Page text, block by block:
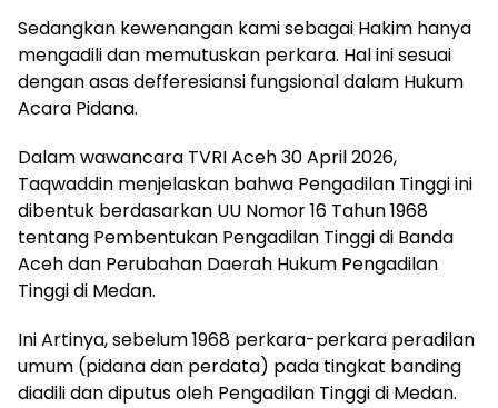
Sedangkan kewenangan kami sebagai Hakim hanya
mengadili dan memutuskan perkara. Hal ini sesuai
dengan asas defferesiansi fungsional dalam Hukum
Acara Pidana.
Dalam wawancara TVRI Aceh 30 April 2026,
Taqwaddin menjelaskan bahwa Pengadilan Tinggi ini
dibentuk berdasarkan UU Nomor 16 Tahun 1968
tentang Pembentukan Pengadilan Tinggi di Banda
Aceh dan Perubahan Daerah Hukum Pengadilan
Tinggi di Medan.
Ini Artinya, sebelum 1968 perkara-perkara peradilan
umum (pidana dan perdata) pada tingkat banding
diadili dan diputus oleh Pengadilan Tinggi di Medan.